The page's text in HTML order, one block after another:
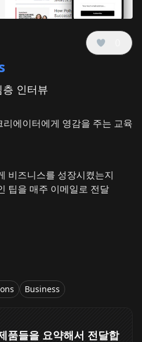
인터뷰
에이터에게 영감을 주는 교육
비즈니스를 성장시켰는지
팁을 매주 이메일로 전달
Business
들을 요약해서 전달합